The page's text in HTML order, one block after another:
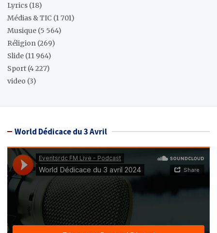
Lyrics (18)
Médias & TIC (1 701)
Musique (5 564)
Réligion (269)
Slide (11 964)
Sport (4 227)
video (3)
World Dédicace du 3 Avril